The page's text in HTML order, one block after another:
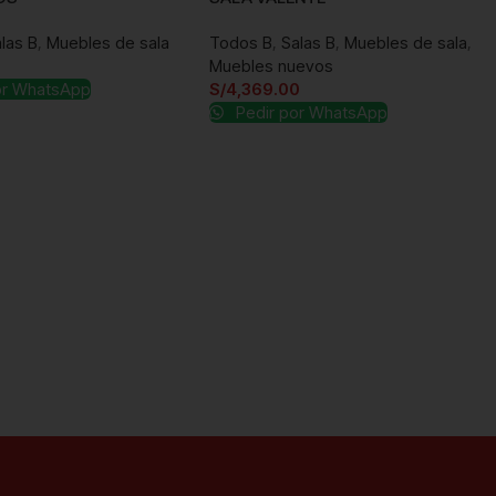
B, Muebles de sala
WhatsApp
Todos B, Salas B, Muebles de sala,
Muebles nuevos
S/4,369.00
Pedir por WhatsApp